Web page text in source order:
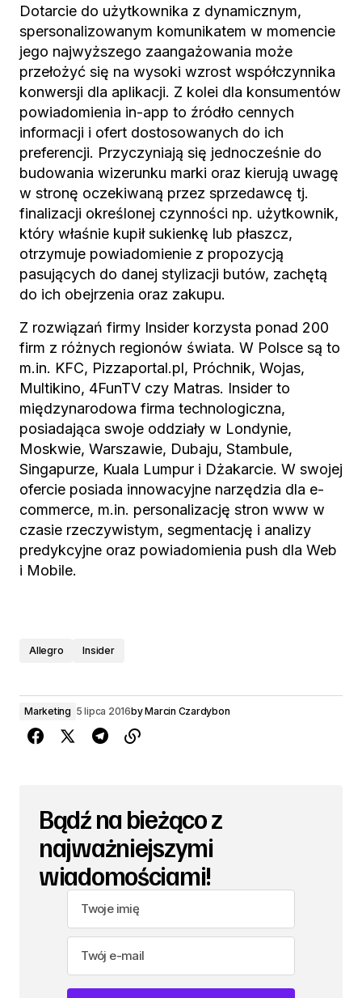
Dotarcie do użytkownika z dynamicznym,
spersonalizowanym komunikatem w momencie
jego najwyższego zaangażowania może
przełożyć się na wysoki wzrost współczynnika
konwersji dla aplikacji. Z kolei dla konsumentów
powiadomienia in-app to źródło cennych
informacji i ofert dostosowanych do ich
preferencji. Przyczyniają się jednocześnie do
budowania wizerunku marki oraz kierują uwagę
w stronę oczekiwaną przez sprzedawcę tj.
finalizacji określonej czynności np. użytkownik,
który właśnie kupił sukienkę lub płaszcz,
otrzymuje powiadomienie z propozycją
pasujących do danej stylizacji butów, zachętą
do ich obejrzenia oraz zakupu.
Z rozwiązań firmy Insider korzysta ponad 200
firm z różnych regionów świata. W Polsce są to
m.in. KFC, Pizzaportal.pl, Próchnik, Wojas,
Multikino, 4FunTV czy Matras. Insider to
międzynarodowa firma technologiczna,
posiadająca swoje oddziały w Londynie,
Moskwie, Warszawie, Dubaju, Stambule,
Singapurze, Kuala Lumpur i Dżakarcie. W swojej
ofercie posiada innowacyjne narzędzia dla e-
commerce, m.in. personalizację stron www w
czasie rzeczywistym, segmentację i analizy
predykcyjne oraz powiadomienia push dla Web
i Mobile.
Allegro Insider
Marketing 5 lipca 2016byMarcin Czardybon
Bądź na bieżąco z
najważniejszymi
wiadomościami!